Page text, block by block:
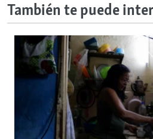
También te puede